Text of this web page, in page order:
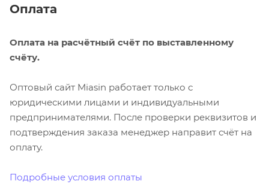
Оплата
Оплата на расчётный счёт по выставленному
счёту.
Оптовый сайт Miasin работает только с
юридическими лицами и индивидуальными
предпринимателями. После проверки реквизитов и
подтверждения заказа менеджер направит счёт на
оплату.
Подробные условия оплаты